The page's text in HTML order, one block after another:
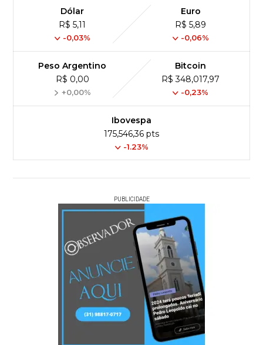
Dólar
R$ 5,11
-0,03%
Euro
R$ 5,89
-0,06%
Peso Argentino
R$ 0,00
+0,00%
Bitcoin
R$ 348,017,97
-0,23%
Ibovespa
175,546,36 pts
-1.23%
PUBLICIDADE